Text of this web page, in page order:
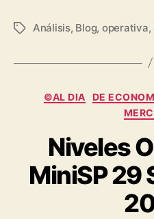
Etiquetas
Análisis, Blog, operativa,
©AL DIA DE
Niveles
MiniSP 29